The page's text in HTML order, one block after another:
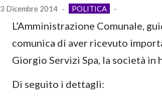
3 Dicembre 2014 - POLITICA -
L’Amministrazione Comunale,
comunica di aver ricevuto
Giorgio Servizi Spa, la società in
Di seguito i dettagli: